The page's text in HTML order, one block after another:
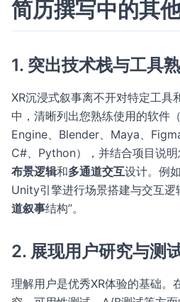
简历撰写中的其
1. 突出技术栈与工具
XR沉浸式叙事离不开对特定工具
中，清晰列出您熟练使用的软件
Engine、Blender、Maya、
C#、Python），并结合项目说
布景逻辑和多通道交互设计。例
Unity引擎进行场景搭建与交互逻
道叙事结构”。
2. 展现用户研究与测
理解用户是优秀XR体验的基础。